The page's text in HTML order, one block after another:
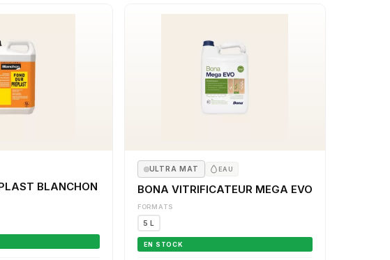
BLANCHON
ULTRA MAT EAU
BONA VITRIFICATEUR MEGA EVO
FORMATS
5 L
EN STOCK